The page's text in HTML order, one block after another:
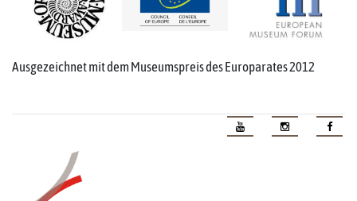
Ausgezeichnet mit dem Museumspreis des Europarates 2012